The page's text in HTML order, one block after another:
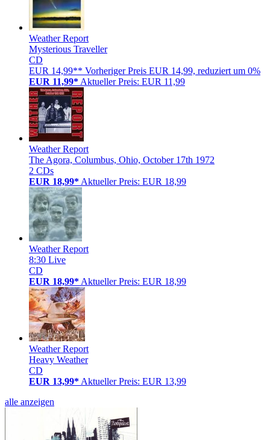
Weather Report
Mysterious Traveller
CD
EUR 14,99** Vorheriger Preis EUR 14,99, reduziert um 0%
EUR 11,99* Aktueller Preis: EUR 11,99
Weather Report
The Agora, Columbus, Ohio, October 17th 1972
2 CDs
EUR 18,99* Aktueller Preis: EUR 18,99
Weather Report
8:30 Live
CD
EUR 18,99* Aktueller Preis: EUR 18,99
Weather Report
Heavy Weather
CD
EUR 13,99* Aktueller Preis: EUR 13,99
alle anzeigen